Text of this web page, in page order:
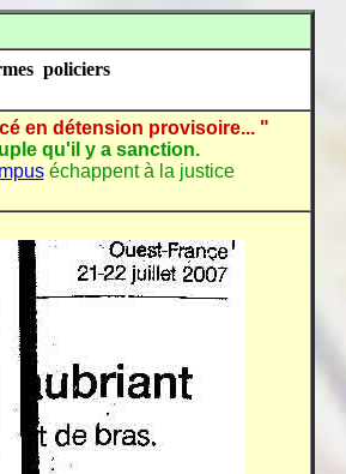
policiers
en détension provisoire... "
qu'il y a sanction.
échappent à la justice